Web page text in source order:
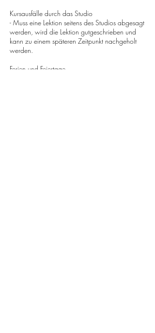
Kursausfälle durch das Studio
- Muss eine Lektion seitens des Studios abgesagt
werden, wird die Lektion gutgeschrieben und
kann zu einem späteren Zeitpunkt nachgeholt
werden.
Ferien und Feiertage